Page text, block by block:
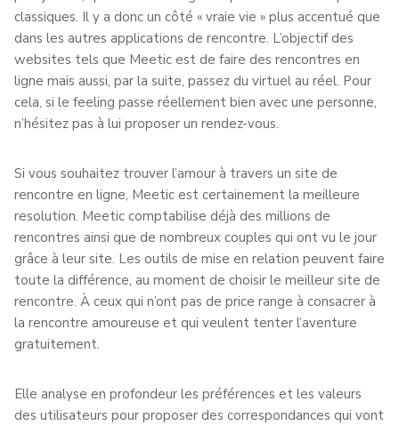
classiques. Il y a donc un côté « vraie vie » plus accentué que
dans les autres applications de rencontre. L’objectif des
websites tels que Meetic est de faire des rencontres en
ligne mais aussi, par la suite, passez du virtuel au réel. Pour
cela, si le feeling passe réellement bien avec une personne,
n’hésitez pas à lui proposer un rendez-vous.
Si vous souhaitez trouver l’amour à travers un site de
rencontre en ligne, Meetic est certainement la meilleure
resolution. Meetic comptabilise déjà des millions de
rencontres ainsi que de nombreux couples qui ont vu le jour
grâce à leur site. Les outils de mise en relation peuvent faire
toute la différence, au moment de choisir le meilleur site de
rencontre. À ceux qui n’ont pas de price range à consacrer à
la rencontre amoureuse et qui veulent tenter l’aventure
gratuitement.
Elle analyse en profondeur les préférences et les valeurs
des utilisateurs pour proposer des correspondances qui vont